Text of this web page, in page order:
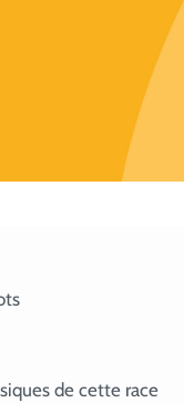
de cette race